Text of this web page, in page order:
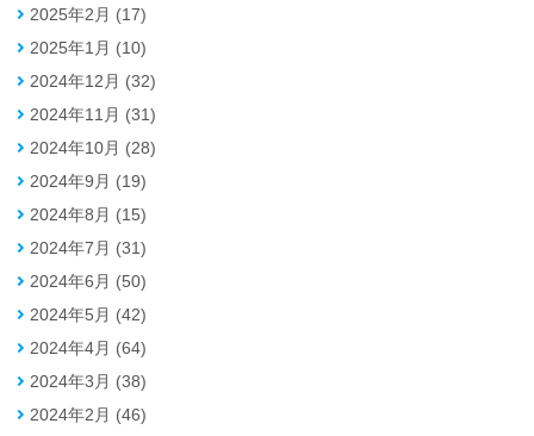
2025年2月 (17)
2025年1月 (10)
2024年12月 (32)
2024年11月 (31)
2024年10月 (28)
2024年9月 (19)
2024年8月 (15)
2024年7月 (31)
2024年6月 (50)
2024年5月 (42)
2024年4月 (64)
2024年3月 (38)
2024年2月 (46)